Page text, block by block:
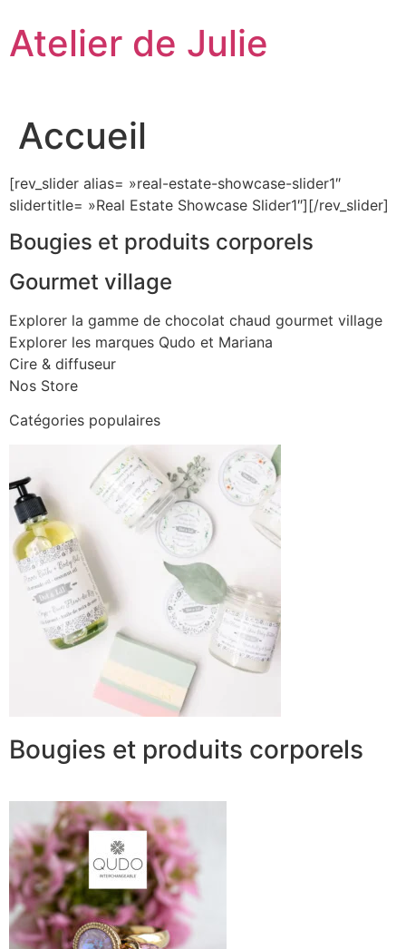
contenu
Atelier de Julie
Accueil
[rev_slider alias= »real-estate-showcase-slider1″
slidertitle= »Real Estate Showcase Slider1″][/rev_slider]
Bougies et produits corporels
Gourmet village
Explorer la gamme de chocolat chaud gourmet village
Explorer les marques Qudo et Mariana
Cire & diffuseur
Nos Store
Catégories populaires
Bougies et produits corporels